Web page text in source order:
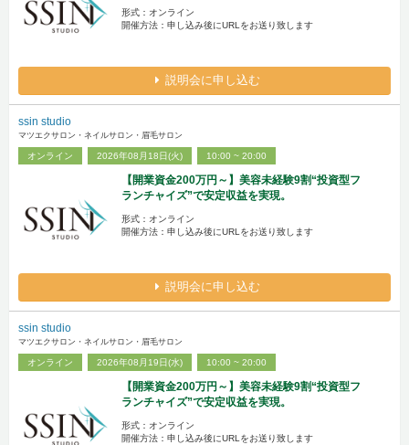
形式：オンライン
開催方法：申し込み後にURLをお送り致します
説明会に申し込む
ssin studio
マツエクサロン・ネイルサロン・眉毛サロン
オンライン 2026年08月18日(火) 10:00 ~ 20:00
【開業資金200万円～】美容未経験9割“投資型フ
ランチャイズ”で安定収益を実現。
形式：オンライン
開催方法：申し込み後にURLをお送り致します
説明会に申し込む
ssin studio
マツエクサロン・ネイルサロン・眉毛サロン
オンライン 2026年08月19日(水) 10:00 ~ 20:00
【開業資金200万円～】美容未経験9割“投資型フ
ランチャイズ”で安定収益を実現。
形式：オンライン
開催方法：申し込み後にURLをお送り致します